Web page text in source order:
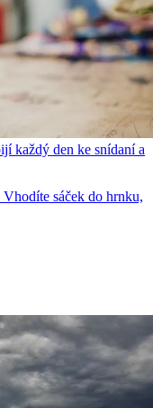
každý den ke snídaní a
sáček do hrnku,